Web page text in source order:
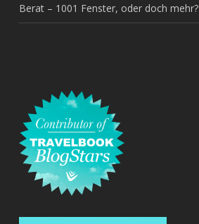
Berat – 1001 Fenster, oder doch mehr?